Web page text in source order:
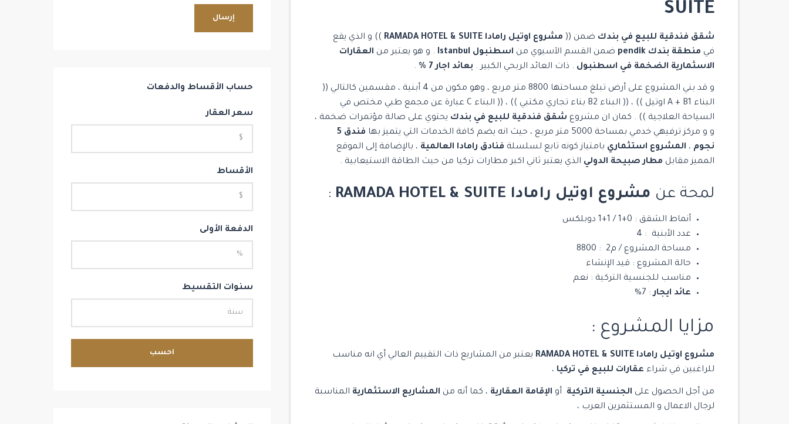
SUITE
شقق فندقية للبيع في بندك ضمن (( مشروع اوتيل رامادا RAMADA HOTEL & SUITE
)) و الذي يقع
في منطقة بندك pendik ضمن القسم الآسيوي من اسطنبول Istanbul . و هو يعتبر من العقارات
الاسثمارية الضخمة في اسطنبول . ذات العائد الربحي الكبير . بعائد اجار 7 % .
و قد بني المشروع على أرض تبلغ مساحتها 8800 متر مربع ، وهو مكون من 4 أبنية ، مقسمين كالتالي ((
البناء A + B1 اوتيل )) ، (( البناء B2 بناء تجاري مكتبي )) ، (( البناء C عبارة عن مجمع طبي مختص في
السياحة العلاجية )) . كمان ان مشروع شقق فندقية للبيع في بندك يحتوي على صالة مؤتمرات ضخمة ،
و و مركز ترفيهي خدمي بمساحة 5000 متر مربع ، حيث انه يضم كافة الخدمات التي يتميز بها
فندق 5
نجوم ، المشروع استثماري بامتياز كونه تابع لسلسلة فنادق رامادا العالمية ، بالإضافة إلى الموقع
المميز مقابل مطار صبيحة الدولي الذي يعتبر ثاني اكبر مطارات تركيا من حيث الطاقة الاستيعابية .
لمحة عن مشروع اوتيل رامادا RAMADA HOTEL & SUITE :
أنماط الشقق : 0+1 / 1+1 دوبلكس
عدد الأبنية : 4
مساحة المشروع / م2 : 8800
حالة المشروع : قيد الإنشاء
مناسب للجنسية التركية : نعم
عائد ايجار: 7%
مزايا المشروع :
مشروع اوتيل رامادا RAMADA HOTEL & SUITE
يعتبر من المشاريع ذات التقييم العالي أي انه مناسب
للراغبين في شراء عقارات للبيع في تركيا ،
من أجل الحصول على الجنسية التركية أو الإقامة العقارية ، كما أنه من المشاريع الاستثمارية المناسبة
لرجال الاعمال و المستثمرين العرب ،
إرسال
حساب الأقساط والدفعات
سعر العقار
الأقساط
الدفعة الأولى
سنوات التقسيط
احسب